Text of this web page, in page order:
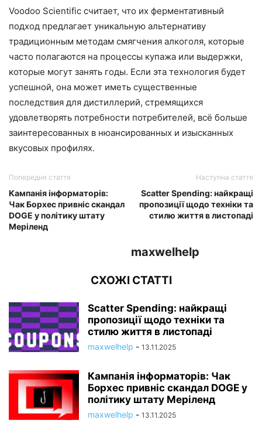
Voodoo Scientific считает, что их ферментативный
подход предлагает уникальную альтернативу
традиционным методам смягчения алкоголя, которые
часто полагаются на процессы купажа или выдержки,
которые могут занять годы. Если эта технология будет
успешной, она может иметь существенные
последствия для дистиллерий, стремящихся
удовлетворять потребности потребителей, всё больше
заинтересованных в нюансированных и изысканных
вкусовых профилях.
Попередня стаття
Кампанія інформаторів:
Чак Борхес привніс скандал
DOGE у політику штату
Меріленд
Наступна стаття
Scatter Spending: найкращі
пропозиції щодо техніки та
стилю життя в листопаді
maxwelhelp
СХОЖІ СТАТТІ
Scatter Spending: найкращі
пропозиції щодо техніки та
стилю життя в листопаді
maxwelhelp - 13.11.2025
Кампанія інформаторів: Чак
Борхес привніс скандал DOGE у
політику штату Меріленд
maxwelhelp - 13.11.2025